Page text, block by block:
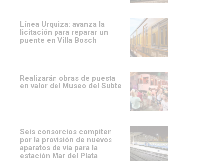
Línea Urquiza: avanza la
licitación para reparar un
puente en Villa Bosch
Realizarán obras de puesta
en valor del Museo del Subte
Seis consorcios compiten
por la provisión de nuevos
aparatos de vía para la
estación Mar del Plata